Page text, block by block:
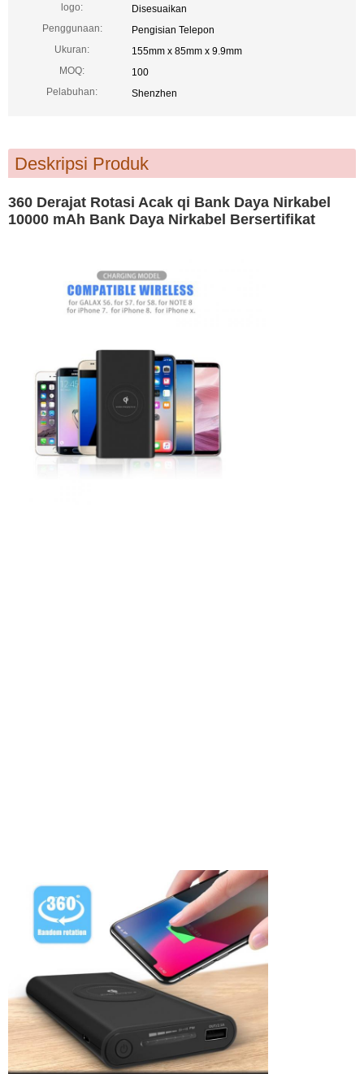
logo:
Disesuaikan
Penggunaan:
Pengisian Telepon
Ukuran:
155mm x 85mm x 9.9mm
MOQ:
100
Pelabuhan:
Shenzhen
Deskripsi Produk
360 Derajat Rotasi Acak qi Bank Daya Nirkabel
10000 mAh Bank Daya Nirkabel Bersertifikat